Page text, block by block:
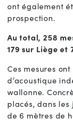
ont également
prospection.
Au total, 258
179 sur Liège et
Ces mesures
d’acoustique
wallonne.
placés, dans
de 6 mètres de